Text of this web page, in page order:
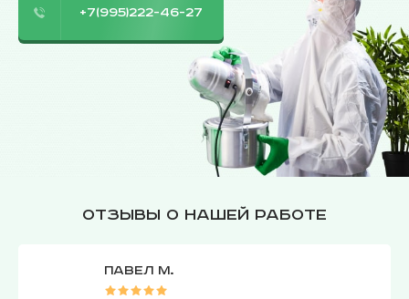
+7(995)222-46-27
Отзывы о нашей работе
Павел М.